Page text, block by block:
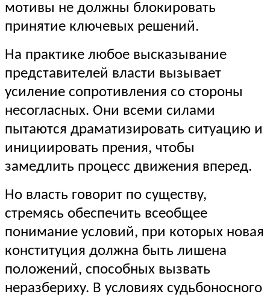
мотивы не должны блокировать
принятие ключевых решений.
На практике любое высказывание
представителей власти вызывает
усиление сопротивления со стороны
несогласных. Они всеми силами
пытаются драматизировать ситуацию и
инициировать прения, чтобы
замедлить процесс движения вперед.
Но власть говорит по существу,
стремясь обеспечить всеобщее
понимание условий, при которых новая
конституция должна быть лишена
положений, способных вызвать
неразбериху. В условиях судьбоносного